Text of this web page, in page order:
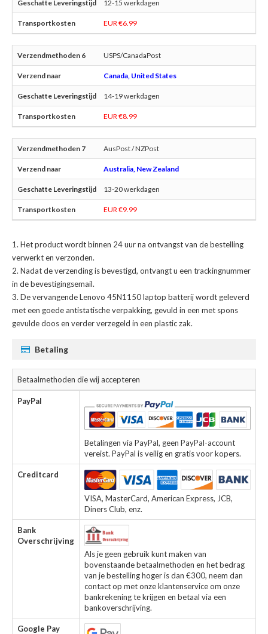
12-15 werkdagen
EUR €6.99
USPS/CanadaPost
Canada, United States
14-19 werkdagen
EUR €8.99
AusPost / NZPost
Australia, New Zealand
13-20 werkdagen
EUR €9.99
Het product wordt binnen 24 uur na ontvangst van de bestelling
verwerkt en verzonden.
Nadat de verzending is bevestigd, ontvangt u een trackingnummer
in de bevestigingsemail.
Devervangende Lenovo 45N1150 laptop batterijwordt geleverd
met een goede antistatische verpakking, gevuld in een met spons
gevulde doos en verder verzegeld in een plastic zak.
Betaling
Betaalmethoden die wij accepteren
PayPal
Betalingen via PayPal, geen PayPal-account
vereist. PayPal is veilig en gratis voor kopers.
Creditcard
VISA, MasterCard, American Express, JCB,
Diners Club, enz.
Bank
Overschrijving
Als je geen gebruik kunt maken van
bovenstaande betaalmethoden en het bedrag
van je bestelling hoger is dan €300, neem dan
contact op met onze klantenservice om onze
bankrekening te krijgen en betaal via een
bankoverschrijving.
Google Pay